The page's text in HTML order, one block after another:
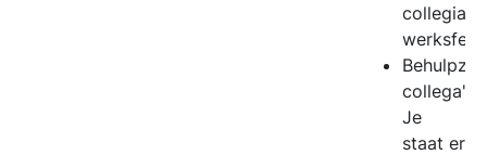
collegiale
werksfeer.
collega's.
Je
staat er